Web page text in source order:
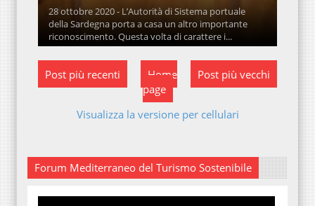
28 ottobre 2020 - L’Autorità di Sistema portuale
della Sardegna porta a casa un altro importante
riconoscimento. Questa volta di carattere i...
Post più recenti Post più vecchi
Home
page
Visualizza la versione per cellulari
Forum Mediterraneo del Turismo Sostenibile